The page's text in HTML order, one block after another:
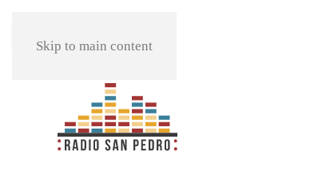
Skip to main content